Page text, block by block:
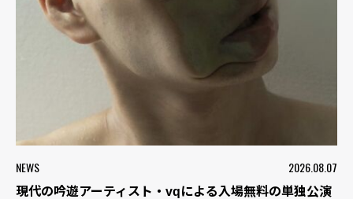
NEWS 2026.08.07
現代の吟遊アーティスト・vqによる入場無料の単独公演